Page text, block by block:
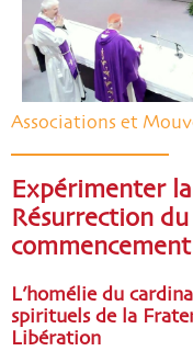
Associations et
Expérimenter
Résurrection
L’homélie du
spirituels de la
Libération